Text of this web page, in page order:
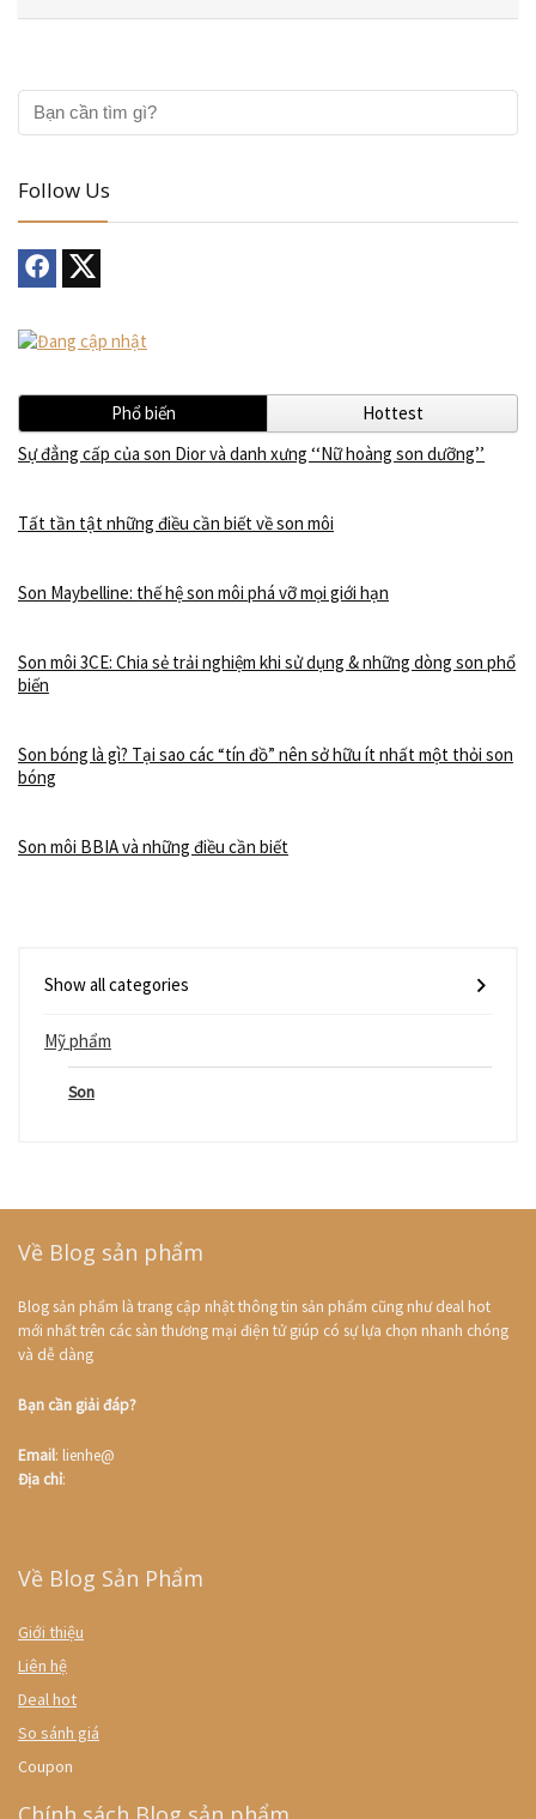
Follow Us
Phổ biến
Hottest
Sự đẳng cấp của son Dior và danh xưng ‘‘Nữ hoàng son dưỡng’’
Tất tần tật những điều cần biết về son môi
Son Maybelline: thế hệ son môi phá vỡ mọi giới hạn
Son môi 3CE: Chia sẻ trải nghiệm khi sử dụng & những dòng son phổ
biến
Son bóng là gì? Tại sao các “tín đồ” nên sở hữu ít nhất một thỏi son
bóng
Son môi BBIA và những điều cần biết
Show all categories
Mỹ phẩm
Son
Về Blog sản phẩm
Blog sản phẩm là trang cập nhật thông tin sản phẩm cũng như deal hot
mới nhất trên các sàn thương mại điện tử giúp có sự lựa chọn nhanh chóng
và dễ dàng
Bạn cần giải đáp?
Email: lienhe@
Địa chỉ:
Về Blog Sản Phẩm
Giới thiệu
Liên hệ
Deal hot
So sánh giá
Coupon